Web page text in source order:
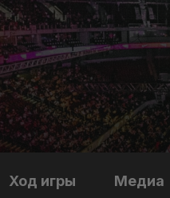
Ход игры Медиа